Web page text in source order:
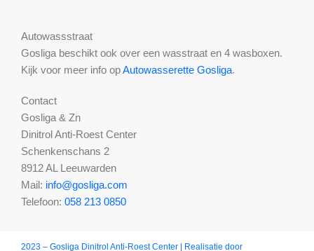
Autowassstraat
Gosliga beschikt ook over een wasstraat en 4 wasboxen.
Kijk voor meer info opAutowasserette Gosliga.
Contact
Gosliga & Zn
Dinitrol Anti-Roest Center
Schenkenschans 2
8912 AL Leeuwarden
Mail: info@gosliga.com
Telefoon: 058 213 0850
2023 – Gosliga Dinitrol Anti-Roest Center | Realisatie door